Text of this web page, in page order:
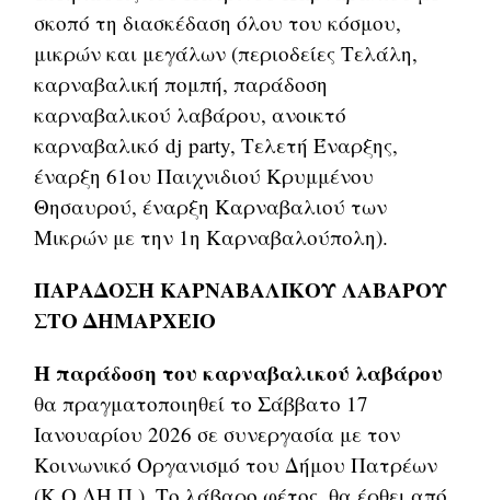
σκοπό τη διασκέδαση όλου του κόσμου,
μικρών και μεγάλων (περιοδείες Τελάλη,
καρναβαλική πομπή, παράδοση
καρναβαλικού λαβάρου, ανοικτό
καρναβαλικό dj party, Τελετή Έναρξης,
έναρξη 61ου Παιχνιδιού Κρυμμένου
Θησαυρού, έναρξη Καρναβαλιού των
Μικρών με την 1η Καρναβαλούπολη).
ΠΑΡΑΔΟΣΗ ΚΑΡΝΑΒΑΛΙΚΟΥ ΛΑΒΑΡΟΥ
ΣΤΟ ΔΗΜΑΡΧΕΙΟ
Η παράδοση του καρναβαλικού λαβάρου
θα πραγματοποιηθεί το Σάββατο 17
Ιανουαρίου 2026 σε συνεργασία με τον
Κοινωνικό Οργανισμό του Δήμου Πατρέων